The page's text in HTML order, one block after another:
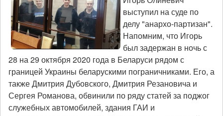
42
(19
февраля)
выступил на суде по
делу "анархо-партизан".
Напомним, что Игорь
был задержан в ночь с
28 на 29 октября 2020 года в Беларуси рядом с
границей Украины беларускими пограничниками. Его, а
также Дмитрия Дубовского, Дмитрия Резановича и
Сергея Романова, обвинили по ряду статей за поджог
служебных автомобилей, здания ГАИ и